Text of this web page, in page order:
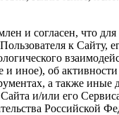
и согласен, что
к
и иное), об
а также
и/или его
Российской